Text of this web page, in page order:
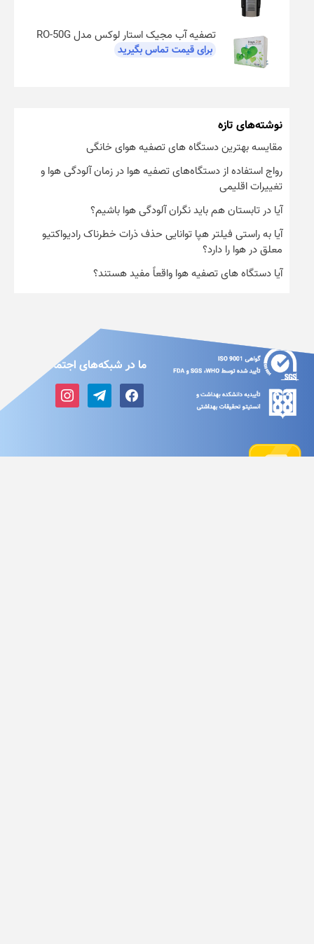
تصفیه آب مجیک استار لوکس مدل RO-50G
برای قیمت تماس بگیرید
نوشته‌های تازه
مقایسه بهترین دستگاه های تصفیه هوای خانگی
رواج استفاده از دستگاه‌های تصفیه هوا در زمان آلودگی هوا و
تغییرات اقلیمی
آیا در تابستان هم باید نگران آلودگی هوا باشیم؟
آیا به راستی فیلتر هپا توانایی حذف ذرات خطرناک رادیواکتیو
معلق در هوا را دارد؟
آیا دستگاه های تصفیه هوا واقعاً مفید هستند؟
ما در شبکه‌های اجتماعی